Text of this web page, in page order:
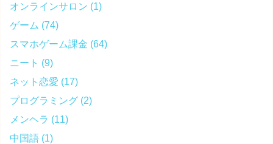
オンラインサロン (1)
ゲーム (74)
スマホゲーム課金 (64)
ニート (9)
ネット恋愛 (17)
プログラミング (2)
メンヘラ (11)
中国語 (1)